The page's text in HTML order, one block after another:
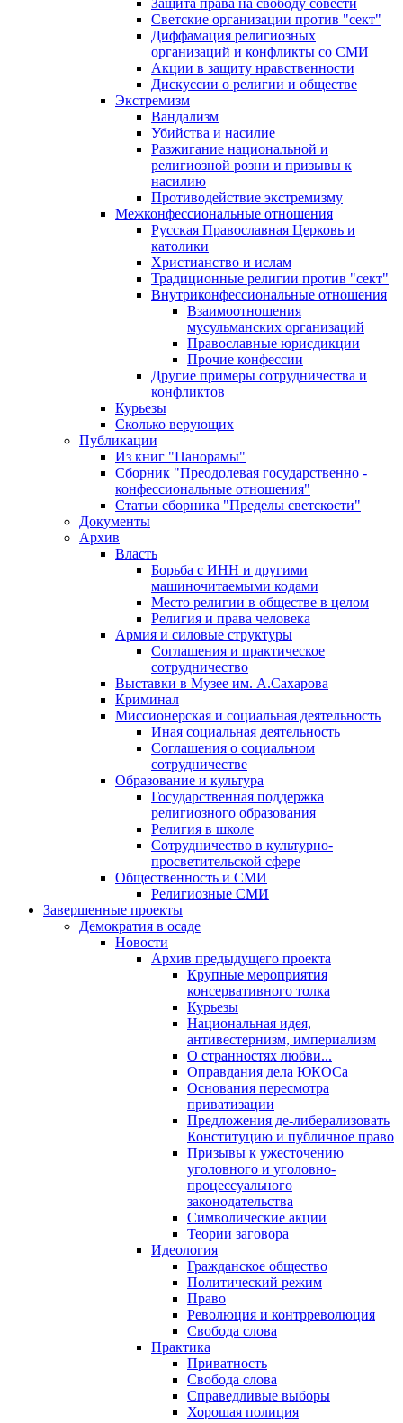
Защита права на свободу совести
Светские организации против "сект"
Диффамация религиозных
организаций и конфликты со СМИ
Акции в защиту нравственности
Дискуссии о религии и обществе
Экстремизм
Вандализм
Убийства и насилие
Разжигание национальной и
религиозной розни и призывы к
насилию
Противодействие экстремизму
Межконфессиональные отношения
Русская Православная Церковь и
католики
Христианство и ислам
Традиционные религии против "сект"
Внутриконфессиональные отношения
Взаимоотношения
мусульманских организаций
Православные юрисдикции
Прочие конфессии
Другие примеры сотрудничества и
конфликтов
Курьезы
Сколько верующих
Публикации
Из книг "Панорамы"
Сборник "Преодолевая государственно -
конфессиональные отношения"
Статьи сборника "Пределы светскости"
Документы
Архив
Власть
Борьба с ИНН и другими
машиночитаемыми кодами
Место религии в обществе в целом
Религия и права человека
Армия и силовые структуры
Соглашения и практическое
сотрудничество
Выставки в Музее им. А.Сахарова
Криминал
Миссионерская и социальная деятельность
Иная социальная деятельность
Соглашения о социальном
сотрудничестве
Образование и культура
Государственная поддержка
религиозного образования
Религия в школе
Сотрудничество в культурно-
просветительской сфере
Общественность и СМИ
Религиозные СМИ
Завершенные проекты
Демократия в осаде
Новости
Архив предыдущего проекта
Крупные мероприятия
консервативного толка
Курьезы
Национальная идея,
антивестернизм, империализм
О странностях любви...
Оправдания дела ЮКОСа
Основания пересмотра
приватизации
Предложения де-либерализовать
Конституцию и публичное право
Призывы к ужесточению
уголовного и уголовно-
процессуального
законодательства
Символические акции
Теории заговора
Идеология
Гражданское общество
Политический режим
Право
Революция и контрреволюция
Свобода слова
Практика
Приватность
Свобода слова
Справедливые выборы
Хорошая полиция